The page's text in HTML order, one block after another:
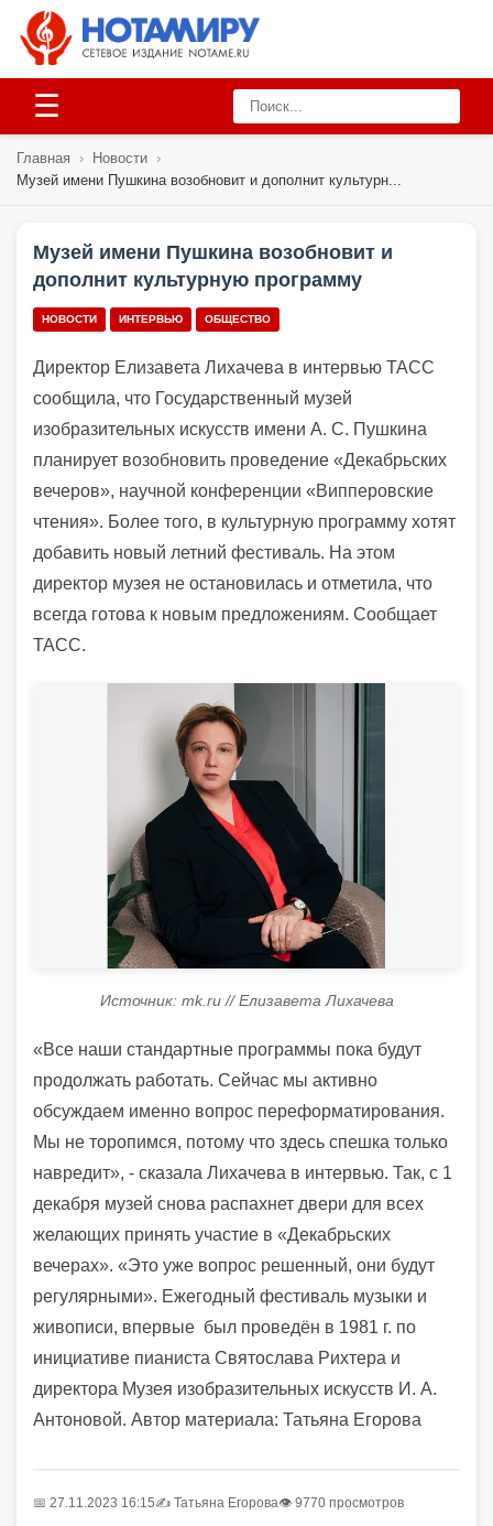
☰
Главная › Новости ›
Музей имени Пушкина возобновит и дополнит культурн...
Музей имени Пушкина возобновит и
дополнит культурную программу
НОВОСТИ ИНТЕРВЬЮ ОБЩЕСТВО
Директор Елизавета Лихачева в интервью ТАСС
сообщила, что Государственный музей
изобразительных искусств имени А. С. Пушкина
планирует возобновить проведение «Декабрьских
вечеров», научной конференции «Випперовские
чтения». Более того, в культурную программу хотят
добавить новый летний фестиваль. На этом
директор музея не остановилась и отметила, что
всегда готова к новым предложениям. Сообщает
ТАСС.
Источник: mk.ru // Елизавета Лихачева
«Все наши стандартные программы пока будут
продолжать работать. Сейчас мы активно
обсуждаем именно вопрос переформатирования.
Мы не торопимся, потому что здесь спешка только
навредит», - сказала Лихачева в интервью. Так, с 1
декабря музей снова распахнет двери для всех
желающих принять участие в «Декабрьских
вечерах». «Это уже вопрос решенный, они будут
регулярными». Ежегодный фестиваль музыки и
живописи, впервые был проведён в 1981 г. по
инициативе пианиста Святослава Рихтера и
директора Музея изобразительных искусств И. А.
Антоновой. Автор материала: Татьяна Егорова
📅 27.11.2023 16:15✍️ Татьяна Егорова👁 9770 просмотров